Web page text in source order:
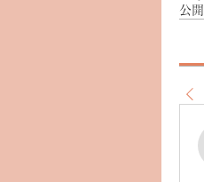
公開